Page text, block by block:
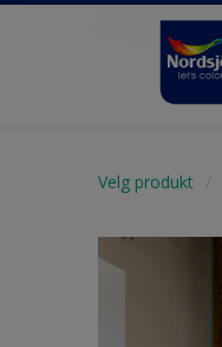
Velg produkt